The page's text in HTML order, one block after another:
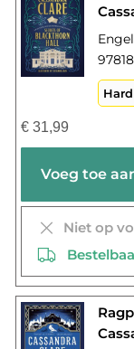
€31,99
Niet op